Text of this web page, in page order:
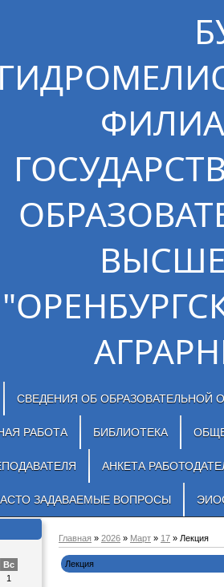
СВЕДЕНИЯ ОБ ОБРАЗОВАТЕЛЬНОЙ
РАБОТА БИБЛИОТЕКА
АНКЕТА
ЗАДАВАЕМЫЕ ВОПРОСЫ
Вс
1
Главная » 2026 » Март » 17 » Лекция
Лекция